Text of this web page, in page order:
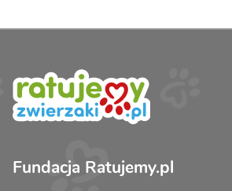
Fundacja Ratujemy.pl